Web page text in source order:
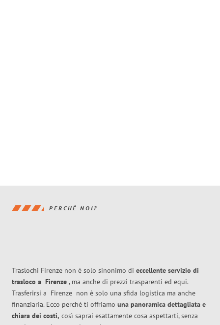
PERCHÉ NOI?
Traslochi Firenze non è solo sinonimo di eccellente servizio di
trasloco a Firenze , ma anche di prezzi trasparenti ed equi.
Trasferirsi a Firenze non è solo una sfida logistica ma anche
finanziaria. Ecco perché ti offriamo una panoramica dettagliata e
chiara dei costi, così saprai esattamente cosa aspettarti, senza